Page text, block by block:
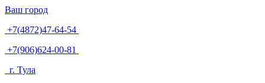
Ваш город
+7(4872)47-64-54
+7(906)624-00-81
г. Тула